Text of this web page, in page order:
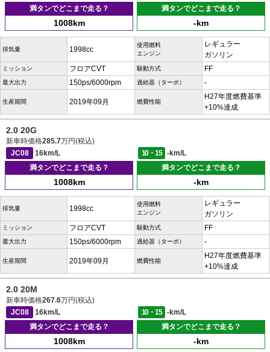
満タンでどこまで走る？
1008km
満タンでどこまで走る？
-km
排気量 1998cc
使用燃料
エンジン
レギュラー
ガソリン
ミッション フロアCVT 駆動方式 FF
最大出力 150ps/6000rpm 過給器（ターボ） -
生産期間 2019年09月 燃費性能
H27年度燃費基準
+10%達成
2.0 20G
新車時価格285.7万円(税込)
JC08
16km/L 10・15
-km/L
満タンでどこまで走る？
1008km
満タンでどこまで走る？
-km
排気量 1998cc
使用燃料
エンジン
レギュラー
ガソリン
ミッション フロアCVT 駆動方式 FF
最大出力 150ps/6000rpm 過給器（ターボ） -
生産期間 2019年09月 燃費性能
H27年度燃費基準
+10%達成
2.0 20M
新車時価格267.6万円(税込)
JC08
16km/L 10・15
-km/L
満タンでどこまで走る？
1008km
満タンでどこまで走る？
-km